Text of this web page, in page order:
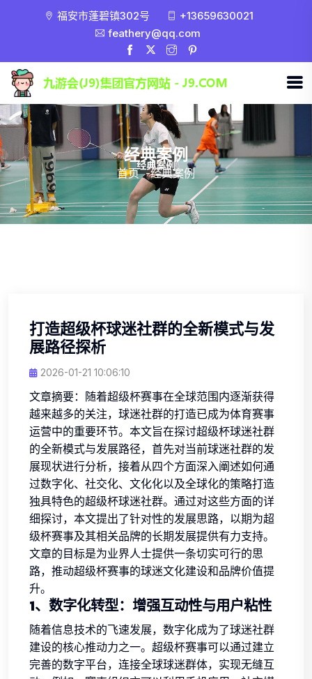
福安市蓬碧镇302号
+13659630021
feathery@qq.com
经典案例
首页 -经典案例
打造超级杯球迷社群的全新模式与发
展路径探析
2026-01-21 10:06:10
文章摘要：随着超级杯赛事在全球范围内逐渐获得
越来越多的关注，球迷社群的打造已成为体育赛事
运营中的重要环节。本文旨在探讨超级杯球迷社群
的全新模式与发展路径，首先对当前球迷社群的发
展现状进行分析，接着从四个方面深入阐述如何通
过数字化、社交化、文化化以及全球化的策略打造
独具特色的超级杯球迷社群。通过对这些方面的详
细探讨，本文提出了针对性的发展思路，以期为超
级杯赛事及其相关品牌的长期发展提供有力支持。
文章的目标是为业界人士提供一条切实可行的思
路，推动超级杯赛事的球迷文化建设和品牌价值提
升。
1、数字化转型：增强互动性与用户粘性
随着信息技术的飞速发展，数字化成为了球迷社群
建设的核心推动力之一。超级杯赛事可以通过建立
完善的数字平台，连接全球球迷群体，实现无缝互